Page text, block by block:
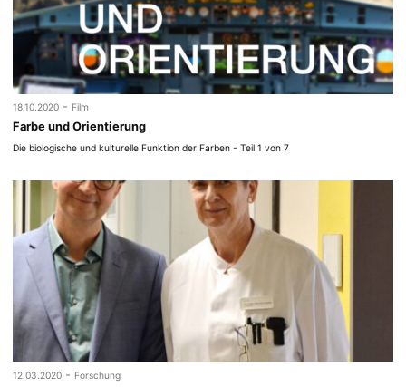
18.10.2020 - Film
Farbe und Orientierung
Die biologische und kulturelle Funktion der Farben - Teil 1 von 7
12.03.2020 - Forschung